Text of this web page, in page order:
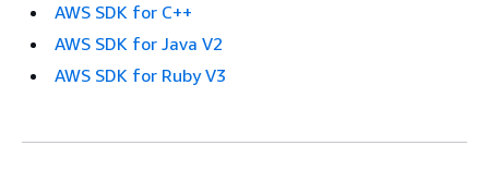
AWS SDK for C++
AWS SDK for Java V2
AWS SDK for Ruby V3